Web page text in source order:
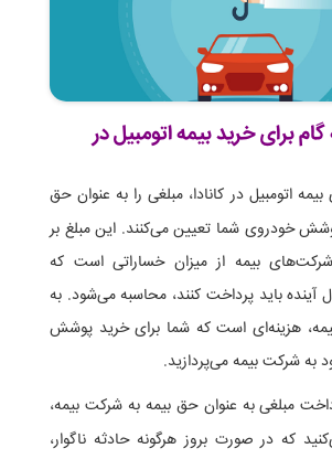
برای خرید بیمه اتومبیل در
اتومبیل در کانادا، مبلغی را به عنوان حق
خودروی شما تعیین می‌کنند. این مبلغ بر
بیمه از میزان خساراتی است که
آینده باید پرداخت کنند، محاسبه می‌شود. به
هزینه‌ای است که شما برای خرید پوشش
به شرکت بیمه می‌پردازید.
مبلغی به عنوان حق بیمه به شرکت بیمه،
که در صورت بروز هرگونه حادثه ناگوار،